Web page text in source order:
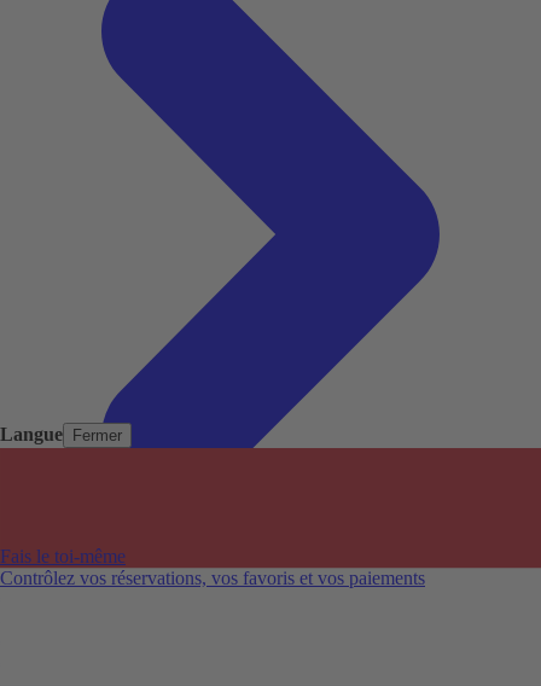
Langue Fermer
Fais le toi-même
Contrôlez vos réservations, vos favoris et vos paiements
Aéroports populaires
Villes populaires
Australie